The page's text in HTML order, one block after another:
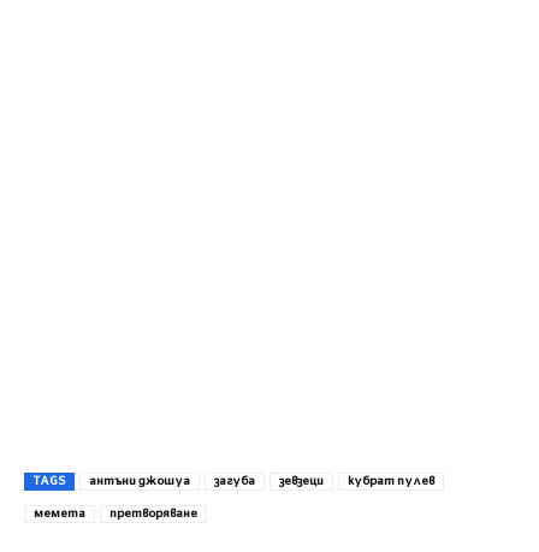
TAGS антъни джошуа загуба зевзеци кубрат пулев
мемета претворяване